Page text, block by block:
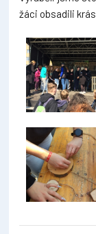
žáci obsadili